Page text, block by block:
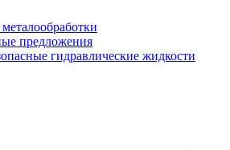
предложения
гидравлические жидкости